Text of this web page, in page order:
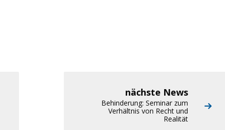
nächste News
Behinderung: Seminar zum
Verhältnis von Recht und
Realität